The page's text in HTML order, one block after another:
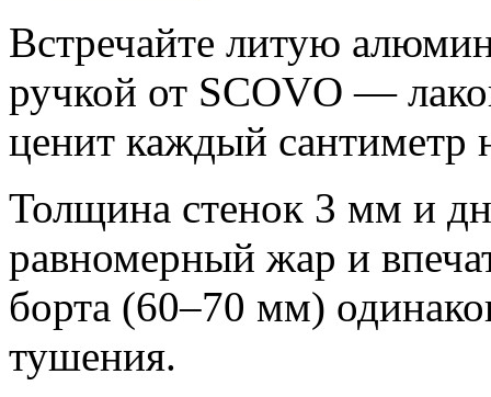
Встречайте литую
ручкой от SCOVO —
ценит каждый сантиметр
Толщина стенок 3 мм и
равномерный жар и
борта (60–70 мм)
тушения.